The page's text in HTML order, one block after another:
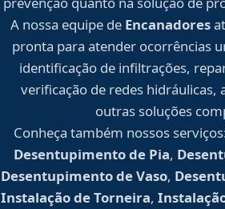
A nossa equipe de Encanadores
pronta para atender ocorrências
identificação de infiltrações,
verificação de redes hidráulicas,
outras soluções
Conheça também nossos
Desentupimento de Pia,
Desentupimento de Vaso,
Instalação de Torneira,